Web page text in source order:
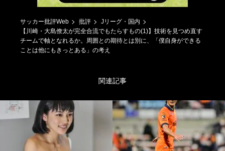
サッカー批評Web 批評
Jリーグ・国内
【川崎・大島僚太が完全合流でもたらすもの(1)】技術を見つめ直す
チームで軸となれるか。周囲との期待とは別に、「僕自身ができる
ことは他にもきっとある」の考え
関連記事